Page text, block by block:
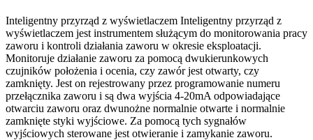
Inteligentny przyrząd z wyświetlaczem Inteligentny przyrząd z
wyświetlaczem jest instrumentem służącym do monitorowania pracy
zaworu i kontroli działania zaworu w okresie eksploatacji.
Monitoruje działanie zaworu za pomocą dwukierunkowych
czujników położenia i ocenia, czy zawór jest otwarty, czy
zamknięty. Jest on rejestrowany przez programowanie numeru
przełącznika zaworu i są dwa wyjścia 4-20mA odpowiadające
otwarciu zaworu oraz dwunożne normalnie otwarte i normalnie
zamknięte styki wyjściowe. Za pomocą tych sygnałów
wyjściowych sterowane jest otwieranie i zamykanie zaworu.